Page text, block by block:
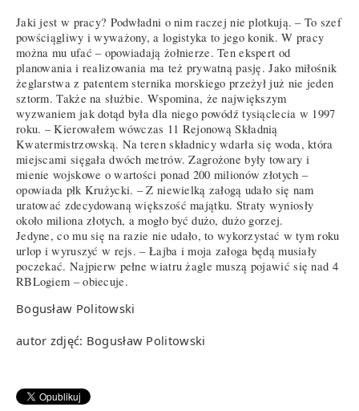
Jaki jest w pracy? Podwładni o nim raczej nie plotkują. – To szef
powściągliwy i wyważony, a logistyka to jego konik. W pracy
można mu ufać – opowiadają żołnierze. Ten ekspert od
planowania i realizowania ma też prywatną pasję. Jako miłośnik
żeglarstwa z patentem sternika morskiego przeżył już nie jeden
sztorm. Także na służbie. Wspomina, że największym
wyzwaniem jak dotąd była dla niego powódź tysiąclecia w 1997
roku. – Kierowałem wówczas 11 Rejonową Składnią
Kwatermistrzowską. Na teren składnicy wdarła się woda, która
miejscami sięgała dwóch metrów. Zagrożone były towary i
mienie wojskowe o wartości ponad 200 milionów złotych –
opowiada płk Krużycki. – Z niewielką załogą udało się nam
uratować zdecydowaną większość majątku. Straty wyniosły
około miliona złotych, a mogło być dużo, dużo gorzej.
Jedyne, co mu się na razie nie udało, to wykorzystać w tym roku
urlop i wyruszyć w rejs. – Łajba i moja załoga będą musiały
poczekać. Najpierw pełne wiatru żagle muszą pojawić się nad 4
RBLogiem – obiecuje.
Bogusław Politowski
autor zdjęć: Bogusław Politowski